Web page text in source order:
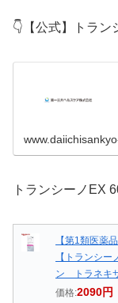
👇️【公式】トラン
トランシーノEX
【第1類医薬
【トランシ
ン トラネキ
価格:2090円